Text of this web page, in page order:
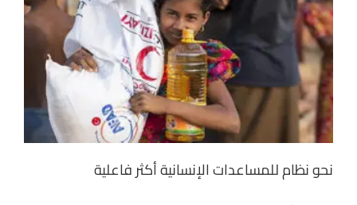
نحو نظام للمساعدات الإنسانية أكثر فاعلية